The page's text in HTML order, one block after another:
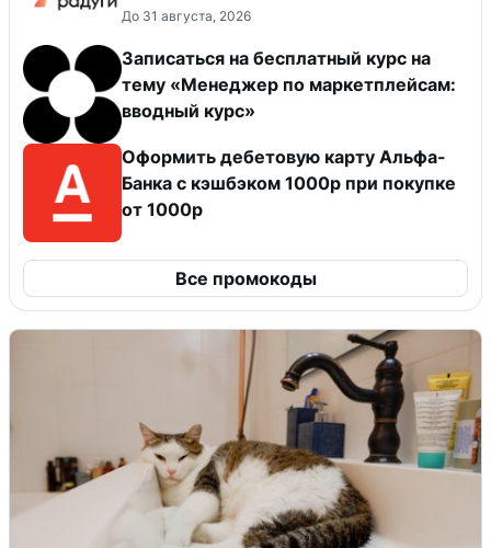
До 31 августа, 2026
Записаться на бесплатный курс на
тему «Менеджер по маркетплейсам:
вводный курс»
Оформить дебетовую карту Альфа-
Банка с кэшбэком 1000р при покупке
от 1000р
Все промокоды